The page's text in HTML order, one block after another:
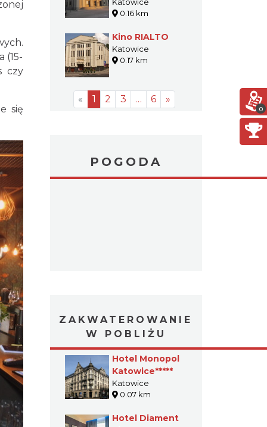
(15-
czy
się
0.16 km
Kino RIALTO
Katowice
0.17 km
« 1 2 3 … 6 »
POGODA
ZAKWATEROWANIE
W POBLIŻU
Hotel Monopol
Katowice*****
Katowice
0.07 km
Hotel Diament
0